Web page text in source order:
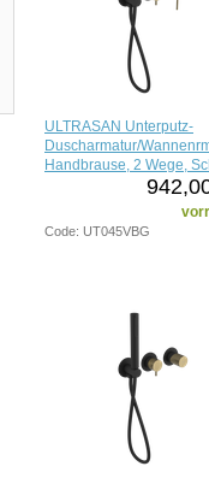
ULTRASAN Unterputz-
Duscharmatur/
Handbrause, 2 Wege,
Code: UT045VBG